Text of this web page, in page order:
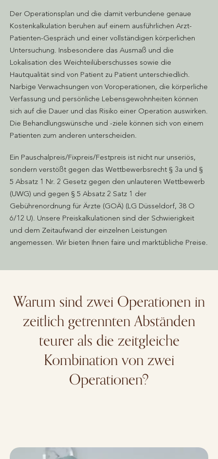
Der Operationsplan und die damit verbundene genaue
Kostenkalkulation beruhen auf einem ausführlichen Arzt-
Patienten-Gespräch und einer vollständigen körperlichen
Untersuchung. Insbesondere das Ausmaß und die
Lokalisation des Weichteilüberschusses sowie die
Hautqualität sind von Patient zu Patient unterschiedlich.
Narbige Verwachsungen von Voroperationen, die körperliche
Verfassung und persönliche Lebensgewohnheiten können
sich auf die Dauer und das Risiko einer Operation auswirken.
Die Behandlungswünsche und -ziele können sich von einem
Patienten zum anderen unterscheiden.
Ein Pauschalpreis/Fixpreis/Festpreis ist nicht nur unseriös,
sondern verstößt gegen das Wettbewerbsrecht § 3a und §
5 Absatz 1 Nr. 2 Gesetz gegen den unlauteren Wettbewerb
(UWG) und gegen § 5 Absatz 2 Satz 1 der
Gebührenordnung für Ärzte (GOÄ) (LG Düsseldorf, 38 O
6/12 U). Unsere Preiskalkulationen sind der Schwierigkeit
und dem Zeitaufwand der einzelnen Leistungen
angemessen. Wir bieten Ihnen faire und marktübliche Preise.
Warum sind zwei Operationen in
zeitlich getrennten Abständen
teurer als die zeitgleiche
Kombination von zwei
Operationen?